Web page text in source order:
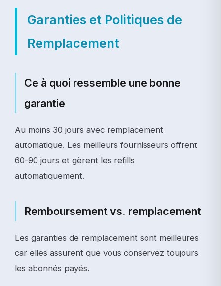
Garanties et Politiques de
Remplacement
Ce à quoi ressemble une bonne
garantie
Au moins 30 jours avec remplacement
automatique. Les meilleurs fournisseurs offrent
60-90 jours et gèrent les refills
automatiquement.
Remboursement vs. remplacement
Les garanties de remplacement sont meilleures
car elles assurent que vous conservez toujours
les abonnés payés.